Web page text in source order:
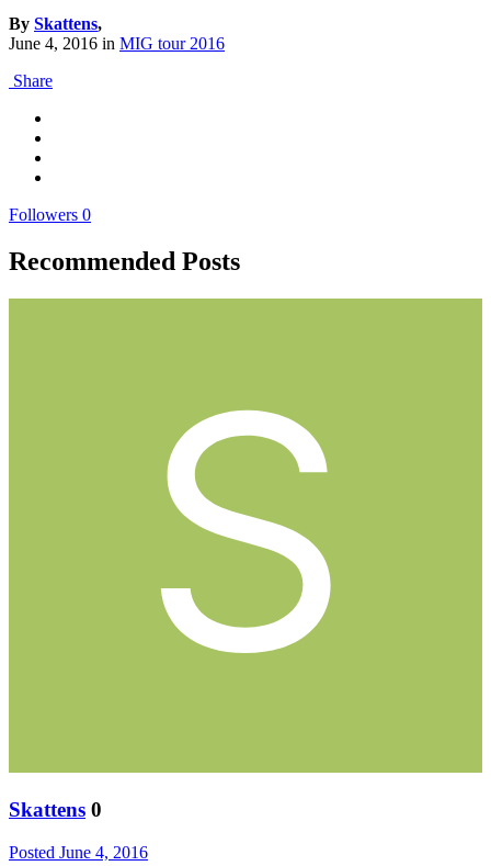
By Skattens,
June 4, 2016 in MIG tour 2016
Share
Followers 0
Recommended Posts
Skattens 0
Posted June 4, 2016